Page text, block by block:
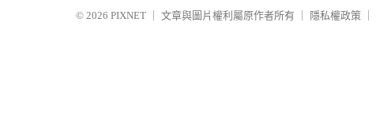
© 2026 PIXNET 文章與圖片權利屬原作者所有 隱私權政策